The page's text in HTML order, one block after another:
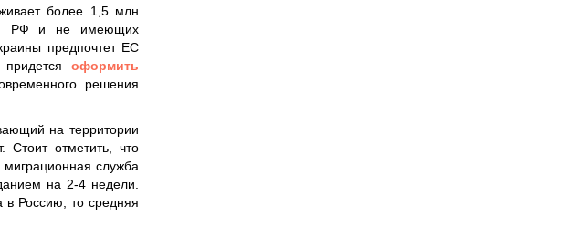
более 1,5 млн
РФ и не имеющих
предпочтет ЕС
оформить
решения
на территории
Стоит отметить, что
миграционная служба
на 2-4 недели.
в Россию, то средняя